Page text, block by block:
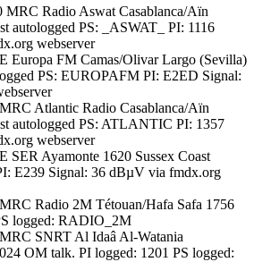
MRC Radio Aswat Casablanca/Aïn
autologged PS: _ASWAT_ PI: 1116
webserver
Europa FM Camas/Olivar Largo (Sevilla)
PS: EUROPAFM PI: E2ED Signal:
Atlantic Radio Casablanca/Aïn
autologged PS: ATLANTIC PI: 1357
webserver
SER Ayamonte 1620 Sussex Coast
E239 Signal: 36 dBµV via fmdx.org
Radio 2M Tétouan/Hafa Safa 1756
logged: RADIO_2M
SNRT Al Idaâ Al-Watania
OM talk. PI logged: 1201 PS logged: